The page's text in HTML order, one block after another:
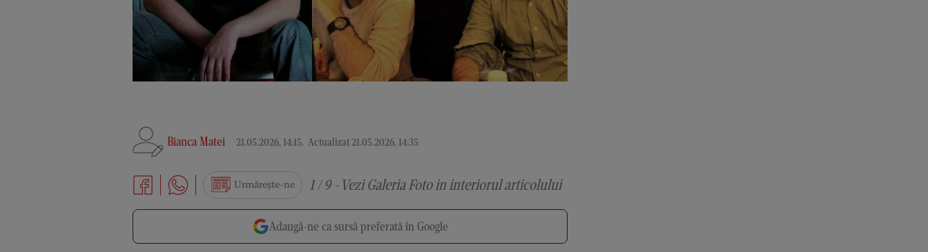
Bianca Matei 21.05.2026, 14:15. Actualizat 21.05.2026, 14:35
Urmărește-ne 1 / 9 - Vezi Galeria Foto in interiorul articolului
Adaugă-ne ca sursă preferată în Google